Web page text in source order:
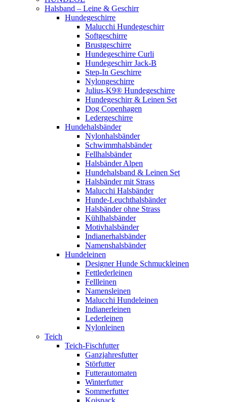
Halsband – Leine & Geschirr
Hundegeschirre
Malucchi Hundegeschirr
Softgeschirre
Brustgeschirre
Hundegeschirre Curli
Hundegeschirr Jack-B
Step-In Geschirre
Nylongeschirre
Julius-K9® Hundegeschirre
Hundegeschirr & Leinen Set
Dog Copenhagen
Ledergeschirre
Hundehalsbänder
Nylonhalsbänder
Schwimmhalsbänder
Fellhalsbänder
Halsbänder Alpen
Hundehalsband & Leinen Set
Halsbänder mit Strass
Malucchi Halsbänder
Hunde-Leuchthalsbänder
Halsbänder ohne Strass
Kühlhalsbänder
Motivhalsbänder
Indianerhalsbänder
Namenshalsbänder
Hundeleinen
Designer Hunde Schmuckleinen
Fettlederleinen
Fellleinen
Namensleinen
Malucchi Hundeleinen
Indianerleinen
Lederleinen
Nylonleinen
Teich
Teich-Fischfutter
Ganzjahresfutter
Störfutter
Futterautomaten
Winterfutter
Sommerfutter
Koisnack